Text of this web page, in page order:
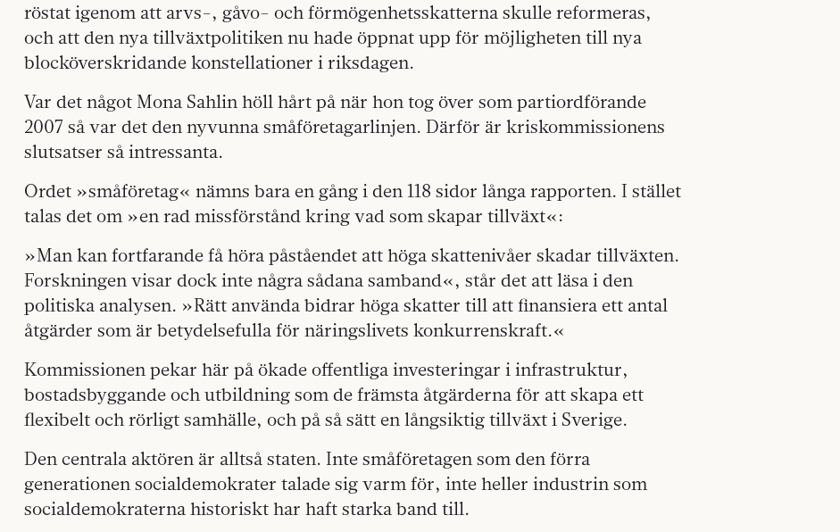
röstat igenom att arvs-, gåvo- och förmögenhetsskatterna skulle reformeras,
och att den nya tillväxtpolitiken nu hade öppnat upp för möjligheten till nya
block­överskridande konstellationer i riksdagen.
Var det något Mona Sahlin höll hårt på när hon tog över som partiordförande
2007 så var det den nyvunna småföretagarlinjen. Därför är kriskommissionens
slutsatser så intressanta.
Ordet »småföretag« nämns bara en gång i den 118 sidor långa rapporten. I stället
talas det om »en rad missförstånd kring vad som skapar tillväxt«:
»Man kan fortfarande få höra påståendet att höga skattenivåer skadar tillväxten.
Forskningen visar dock inte några sådana samband«, står det att läsa i den
politiska analysen. »Rätt använda bidrar höga skatter till att finansiera ett antal
åtgärder som är betydelsefulla för näringslivets konkurrenskraft.«
Kommissionen pekar här på ökade offentliga investeringar i infrastruktur,
bostadsbyggande och utbildning som de främsta åtgärderna för att skapa ett
flexibelt och rörligt samhälle, och på så sätt en långsiktig tillväxt i Sverige.
Den centrala aktören är alltså staten. Inte småföretagen som den förra
generationen socialdemokrater talade sig varm för, inte heller industrin som
socialdemokraterna historiskt har haft starka band till.